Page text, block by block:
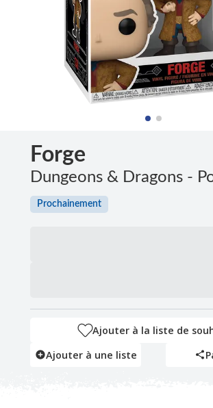
Forge
Dungeons & Dragons -
Prochainement
Ajouter à la liste de
Ajouter à une liste